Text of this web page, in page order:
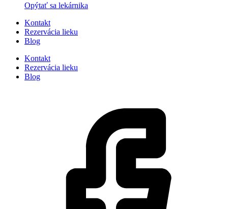
Opýtať sa lekárnika
Kontakt
Rezervácia lieku
Blog
Kontakt
Rezervácia lieku
Blog